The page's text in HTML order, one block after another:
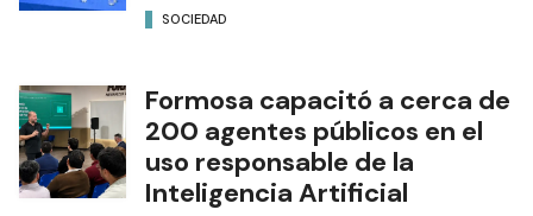
SOCIEDAD
Formosa capacitó a cerca de
200 agentes públicos en el
uso responsable de la
Inteligencia Artificial